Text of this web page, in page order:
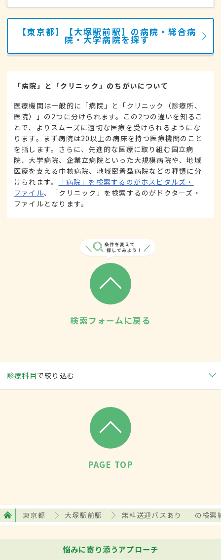
【東京都】【大塚駅前駅】の病院・総合病
院・大学病院を探す
「病院」と「クリニック」のちがいについて
医療機関は一般的に「病院」と「クリニック（診療所、
医院）」の2つに分けられます。この2つの違いを知るこ
とで、よりスムーズに適切な医療を受けられるようにな
ります。まず病院は20以上の病床を持つ医療機関のこと
を指します。さらに、先進的な医療に取り組む国立病
院、大学病院、企業立病院といった大規模病院や、地域
医療を支える中核病院、地域密着型病院などの種類に分
けられます。
「病院」を検索するのがホスピタルズ・
ファイル、「クリニック」を検索するのがドクターズ・
ファイルとなります。
検索フォームに戻る
診療科目で絞り込む
PAGE TOP
東京都 大塚駅前駅 無料送迎バスあり の検索
悩みに寄り添うアプローチ